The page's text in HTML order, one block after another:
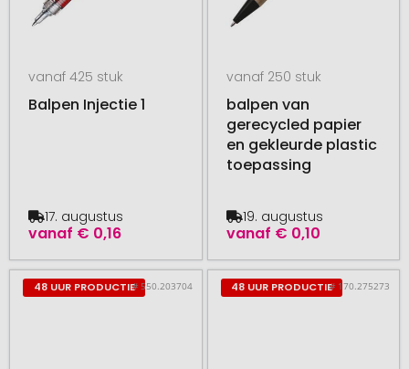
vanaf 425 stuk
Balpen Injectie 1
vanaf € 0,16
17. augustus
vanaf 250 stuk
balpen van
gerecycled papier
en gekleurde plastic
toepassing
vanaf € 0,10
19. augustus
48 UUR PRODUCTIE# 550.203704 48 UUR PRODUCTIE# 170.275273